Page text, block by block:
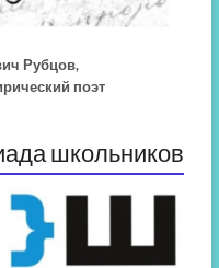
Рубцов,
поэт
школьников